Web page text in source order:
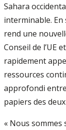
Sahara
interminable.
rend une
Conseil de l’UE
rapidement
ressources
approfondi entre
papiers des
« Nous sommes